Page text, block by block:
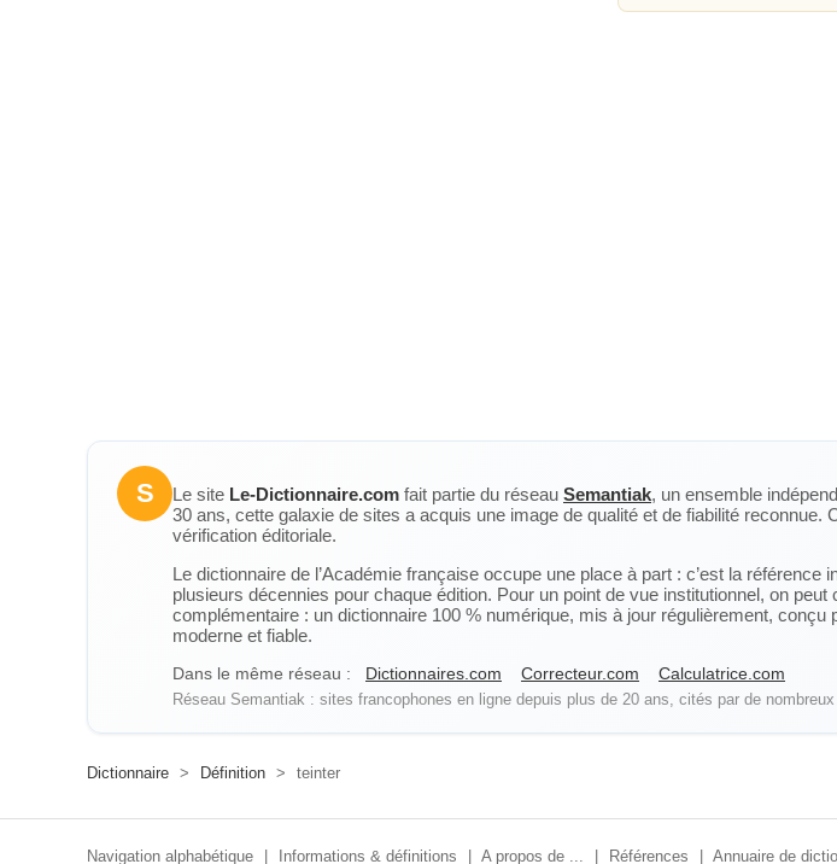
S Le site Le-Dictionnaire.com fait partie du réseau Semantiak, un ensemble
30 ans, cette galaxie de sites a acquis une image de qualité et de fiabilité reconnue.
vérification éditoriale.
Le dictionnaire de l’Académie française occupe une place à part : c’est la
plusieurs décennies pour chaque édition. Pour un point de vue institutionnel, on peut
complémentaire : un dictionnaire 100 % numérique, mis à jour régulièrement,
moderne et fiable.
Dans le même réseau : Dictionnaires.com Correcteur.com Calculatrice.com
Réseau Semantiak : sites francophones en ligne depuis plus de 20 ans, cités par de
Dictionnaire > Définition > teinter
Navigation alphabétique Informations & définitions A propos de ... Références Annuaire de